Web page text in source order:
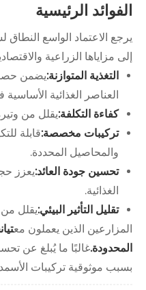
الفوائد الرئيسية
يرجع الاعتماد الواسع النطاق
إلى مزاياها الزراعية
التغذية المتوازنة:يضمن
العناصر الغذائية
كفاءة التكلفة:يقلل من
تركيبات مخصصة:قابلة
والمحاصيل المحددة.
تحسين جودة العائد:يعزز
الغذائية.
تقليل التأثير البيئي:يقلل من
المزارعين الذين يعملون مع
المحدودة.غالبًا ما يُبلغ عن
بسبب موثوقية تركيبات